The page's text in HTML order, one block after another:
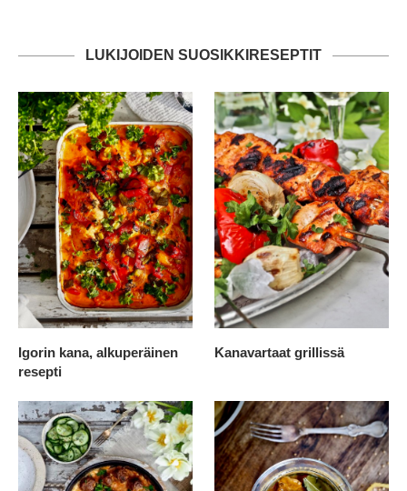
LUKIJOIDEN SUOSIKKIRESEPTIT
Igorin kana, alkuperäinen
resepti
Kanavartaat grillissä